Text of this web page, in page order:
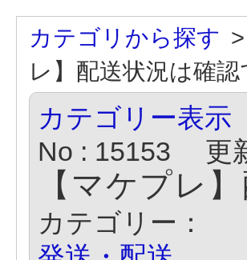
カテゴリから探す >
レ】配送状況は確
カテゴリー表示
No : 15153
更
【マケプレ
カテゴリー：